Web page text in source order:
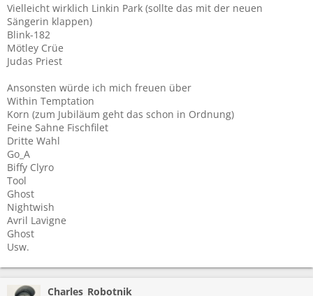
Vielleicht wirklich Linkin Park (sollte das mit der neuen
Sängerin klappen)
Blink-182
Mötley Crüe
Judas Priest
Ansonsten würde ich mich freuen über
Within Temptation
Korn (zum Jubiläum geht das schon in Ordnung)
Feine Sahne Fischfilet
Dritte Wahl
Go_A
Biffy Clyro
Tool
Ghost
Nightwish
Avril Lavigne
Ghost
Usw.
Charles_Robotnik